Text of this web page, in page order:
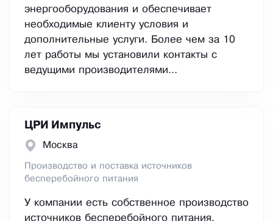
энергооборудования и обеспечивает
необходимые клиенту условия и
дополнительные услуги. Более чем за 10
лет работы мы установили контакты с
ведущими производителями...
ЦРИ Импульс
Москва
Производство и поставка источников
бесперебойного питания
У компании есть собственное производство
источников бесперебойного питания,